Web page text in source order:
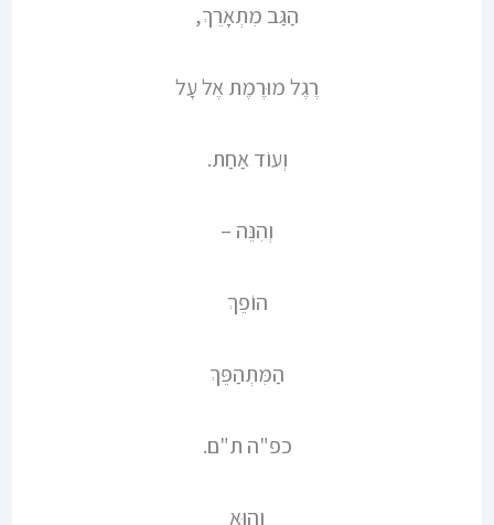
הַגַּב מִתְאָרֵךְ,
רֶגֶל מוּרֶמֶת אֶל עָל
וְעוֹד אַחַת.
וְהִנֵּה –
הוֹפֵךְ
הַמִּתְהַפֵּךְ
כפ"ה ת"ם.
וְהוּא